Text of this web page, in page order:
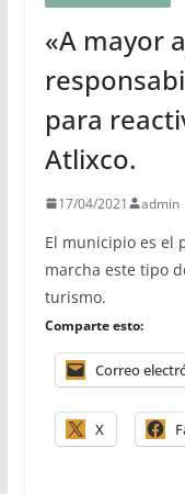
«A mayor
para
Atlixco.
17/04/2021 admin
El municipio es el
marcha este tipo
turismo.
Comparte esto:
Correo
X